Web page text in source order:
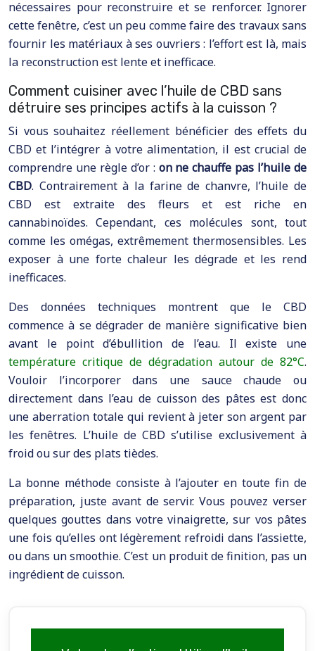
nécessaires pour reconstruire et se renforcer. Ignorer
cette fenêtre, c’est un peu comme faire des travaux sans
fournir les matériaux à ses ouvriers : l’effort est là, mais
la reconstruction est lente et inefficace.
Comment cuisiner avec l’huile de CBD sans
détruire ses principes actifs à la cuisson ?
Si vous souhaitez réellement bénéficier des effets du
CBD et l’intégrer à votre alimentation, il est crucial de
comprendre une règle d’or : on ne chauffe pas l’huile de
CBD. Contrairement à la farine de chanvre, l’huile de
CBD est extraite des fleurs et est riche en
cannabinoïdes. Cependant, ces molécules sont, tout
comme les omégas, extrêmement thermosensibles. Les
exposer à une forte chaleur les dégrade et les rend
inefficaces.
Des données techniques montrent que le CBD
commence à se dégrader de manière significative bien
avant le point d’ébullition de l’eau. Il existe une
température critique de dégradation autour de 82°C.
Vouloir l’incorporer dans une sauce chaude ou
directement dans l’eau de cuisson des pâtes est donc
une aberration totale qui revient à jeter son argent par
les fenêtres. L’huile de CBD s’utilise exclusivement à
froid ou sur des plats tièdes.
La bonne méthode consiste à l’ajouter en toute fin de
préparation, juste avant de servir. Vous pouvez verser
quelques gouttes dans votre vinaigrette, sur vos pâtes
une fois qu’elles ont légèrement refroidi dans l’assiette,
ou dans un smoothie. C’est un produit de finition, pas un
ingrédient de cuisson.